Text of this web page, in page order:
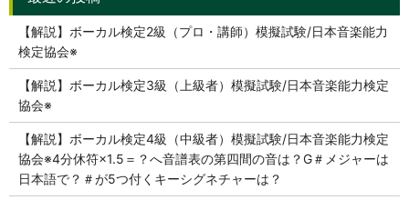
【解説】ボーカル検定2級（プロ・講師）模擬試験/日本音楽能力
検定協会※
【解説】ボーカル検定3級（上級者）模擬試験/日本音楽能力検定
協会※
【解説】ボーカル検定4級（中級者）模擬試験/日本音楽能力検定
協会※4分休符×1.5＝？へ音譜表の第四間の音は？G＃メジャーは
日本語で？＃が5つ付くキーシグネチャーは？